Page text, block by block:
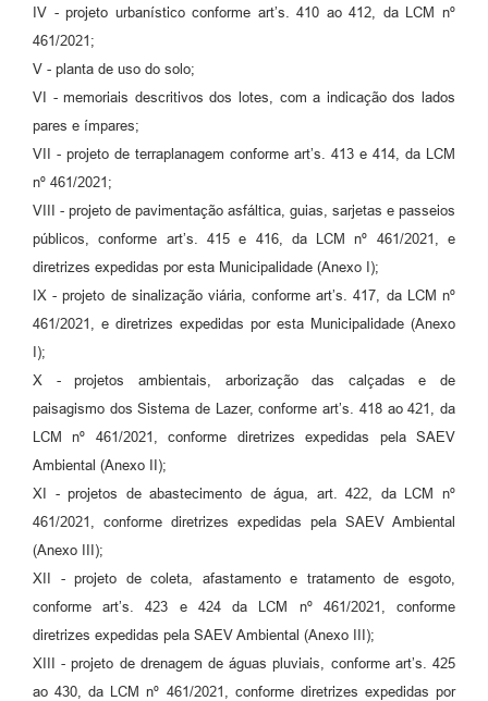
IV - projeto urbanístico conforme art’s. 410 ao 412, da LCM nº
461/2021;
V - planta de uso do solo;
VI - memoriais descritivos dos lotes, com a indicação dos lados
pares e ímpares;
VII - projeto de terraplanagem conforme art’s. 413 e 414, da LCM
nº 461/2021;
VIII - projeto de pavimentação asfáltica, guias, sarjetas e passeios
públicos, conforme art’s. 415 e 416, da LCM nº 461/2021, e
diretrizes expedidas por esta Municipalidade (Anexo I);
IX - projeto de sinalização viária, conforme art’s. 417, da LCM nº
461/2021, e diretrizes expedidas por esta Municipalidade (Anexo
I);
X - projetos ambientais, arborização das calçadas e de
paisagismo dos Sistema de Lazer, conforme art’s. 418 ao 421, da
LCM nº 461/2021, conforme diretrizes expedidas pela SAEV
Ambiental (Anexo II);
XI - projetos de abastecimento de água, art. 422, da LCM nº
461/2021, conforme diretrizes expedidas pela SAEV Ambiental
(Anexo III);
XII - projeto de coleta, afastamento e tratamento de esgoto,
conforme art’s. 423 e 424 da LCM nº 461/2021, conforme
diretrizes expedidas pela SAEV Ambiental (Anexo III);
XIII - projeto de drenagem de águas pluviais, conforme art’s. 425
ao 430, da LCM nº 461/2021, conforme diretrizes expedidas por